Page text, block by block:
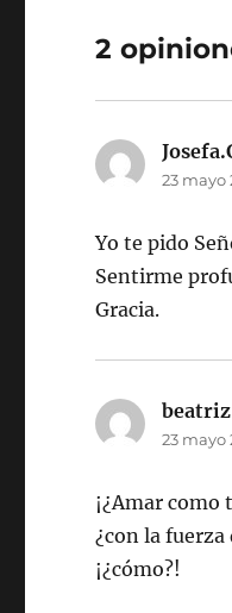
2
23 mayo
Yo te pido
Sentirme
Gracia.
beatriz
23 mayo
¡¿Amar como
¿con la
¡¿cómo?!